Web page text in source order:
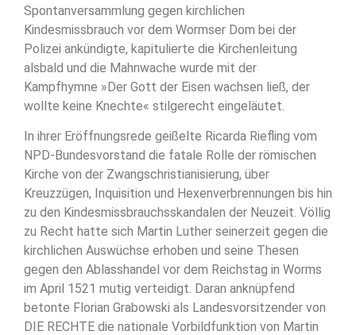
Spontanversammlung gegen kirchlichen
Kindesmissbrauch vor dem Wormser Dom bei der
Polizei ankündigte, kapitulierte die Kirchenleitung
alsbald und die Mahnwache wurde mit der
Kampfhymne »Der Gott der Eisen wachsen ließ, der
wollte keine Knechte« stilgerecht eingeläutet.
In ihrer Eröffnungsrede geißelte Ricarda Riefling vom
NPD-Bundesvorstand die fatale Rolle der römischen
Kirche von der Zwangschristianisierung, über
Kreuzzügen, Inquisition und Hexenverbrennungen bis hin
zu den Kindesmissbrauchsskandalen der Neuzeit. Völlig
zu Recht hatte sich Martin Luther seinerzeit gegen die
kirchlichen Auswüchse erhoben und seine Thesen
gegen den Ablasshandel vor dem Reichstag in Worms
im April 1521 mutig verteidigt. Daran anknüpfend
betonte Florian Grabowski als Landesvorsitzender von
DIE RECHTE die nationale Vorbildfunktion von Martin